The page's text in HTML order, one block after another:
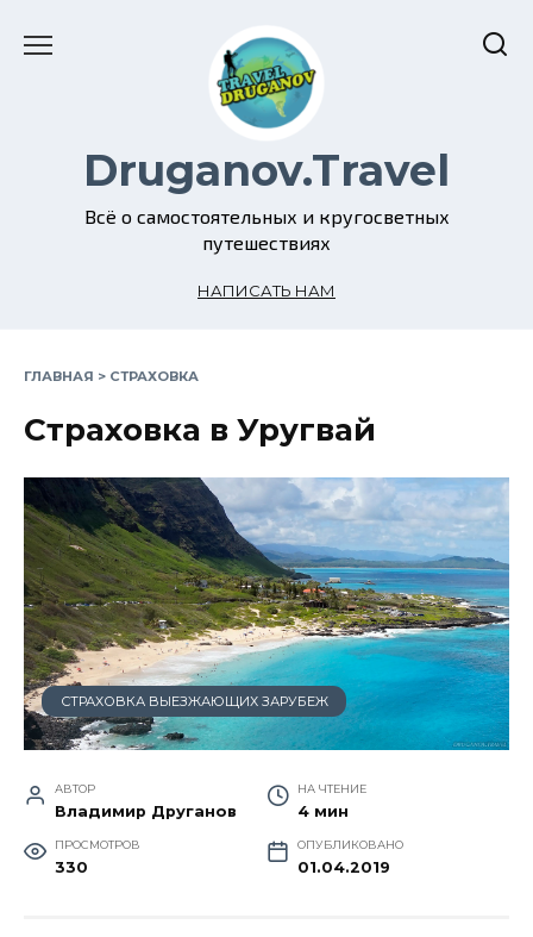
Druganov.Travel
Всё о самостоятельных и кругосветных
путешествиях
НАПИСАТЬ НАМ
ГЛАВНАЯ > СТРАХОВКА
Страховка в Уругвай
СТРАХОВКА ВЫЕЗЖАЮЩИХ ЗАРУБЕЖ
АВТОР
Владимир Друганов
НА ЧТЕНИЕ
4 мин
ПРОСМОТРОВ
330
ОПУБЛИКОВАНО
01.04.2019